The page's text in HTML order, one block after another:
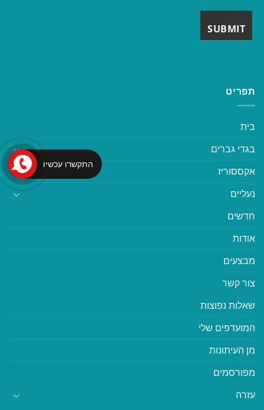
תפריט
בית
בגדי גברים
אקססוריז
נעליים
חדשים
אודות
מבצעים
צור קשר
שאלות נפוצות
המועדפים שלי
מן העיתונות
מפורסמים
עזרה
התקשרו עכשיו